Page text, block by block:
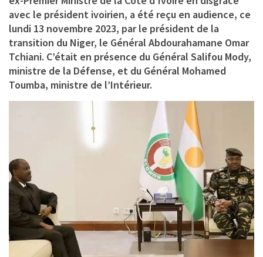
avec le président ivoirien, a été reçu en audience, ce
lundi 13 novembre 2023, par le président de la
transition du Niger, le Général Abdourahamane Omar
Tchiani. C’était en présence du Général Salifou Mody,
ministre de la Défense, et du Général Mohamed
Toumba, ministre de l’Intérieur.